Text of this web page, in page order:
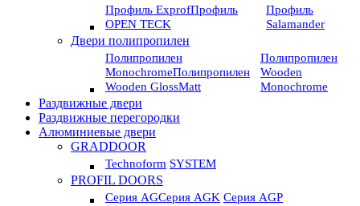
Профиль ExprofПрофиль
OPEN TECK
Профиль
Salamander
Двери полипропилен
Полипропилен
MonochromeПолипропилен
Wooden GlossMatt
Полипропилен
Wooden
Monochrome
Раздвижные двери
Раздвижные перегородки
Алюминиевые двери
GRADDOOR
Technoform SYSTEM
PROFIL DOORS
Серия AGСерия AGK Серия AGP